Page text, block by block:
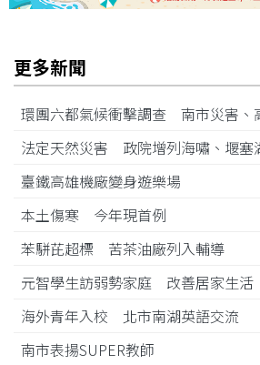
更多新聞
環團六都氣候衝擊調查 南市災害、
法定天然災害 政院增列海嘯、堰
臺鐵高雄機廠變身遊樂場
本土傷寒 今年現首例
苯駢芘超標 苦茶油廠列入輔導
元智學生訪弱勢家庭 改善居家生活
海外青年入校 北市南湖英語交流
南市表揚SUPER教師